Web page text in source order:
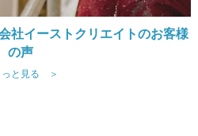
社イーストクリエイトのお客様
の声
っと見る ＞